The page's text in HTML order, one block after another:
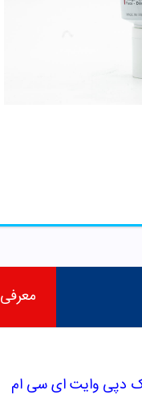
معرفی
دپی وایت ای سی ام